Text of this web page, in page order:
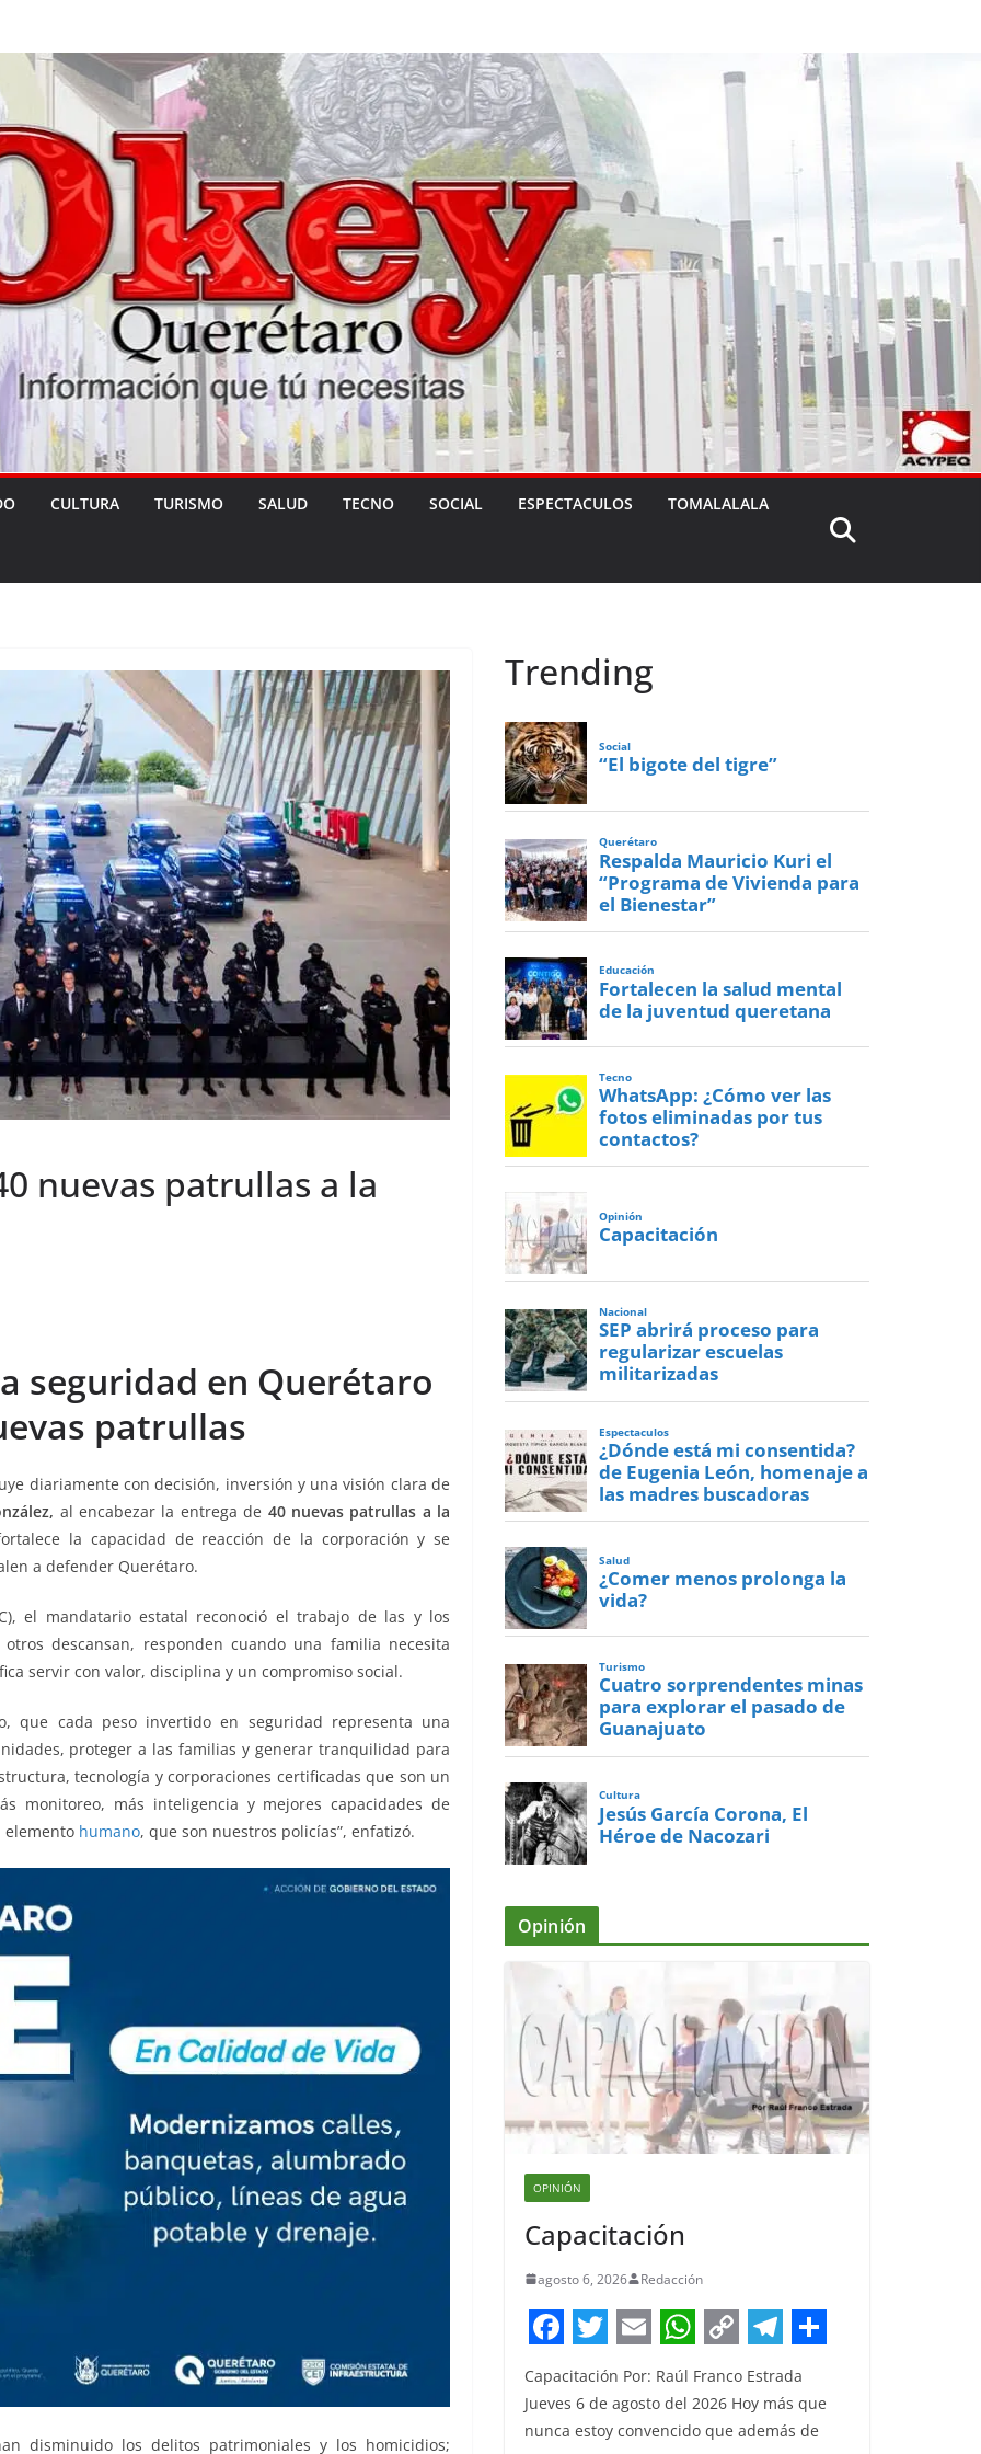
CULTURA TURISMO SALUD TECNO SOCIAL ESPECTACULOS TOMALALALA
nuevas patrullas a la
seguridad en Querétaro
patrullas
diariamente con decisión, inversión y una visión clara de
al encabezar la entrega de 40 nuevas patrullas a la
la capacidad de reacción de la corporación y se
a defender Querétaro.
el mandatario estatal reconoció el trabajo de las y los
descansan, responden cuando una familia necesita
servir con valor, disciplina y un compromiso social.
que cada peso invertido en seguridad representa una
proteger a las familias y generar tranquilidad para
tecnología y corporaciones certificadas que son un
monitoreo, más inteligencia y mejores capacidades de
elemento humano, que son nuestros policías”, enfatizó.
disminuido los delitos patrimoniales y los homicidios;
Trending
Social
“El bigote del tigre”
Querétaro
Respalda Mauricio Kuri el
“Programa de Vivienda para
el Bienestar”
Educación
Fortalecen la salud mental
de la juventud queretana
Tecno
WhatsApp: ¿Cómo ver las
fotos eliminadas por tus
contactos?
Opinión
Capacitación
Nacional
SEP abrirá proceso para
regularizar escuelas
militarizadas
Espectaculos
¿Dónde está mi consentida?
de Eugenia León, homenaje a
las madres buscadoras
Salud
¿Comer menos prolonga la
vida?
Turismo
Cuatro sorprendentes minas
para explorar el pasado de
Guanajuato
Cultura
Jesús García Corona, El
Héroe de Nacozari
Opinión
OPINIÓN
Capacitación
agosto 6, 2026 Redacción
F
a
c
T
w
i
E
m
a
W
h
a
C
o
p
T
e
l
S
h
a
Capacitación Por: Raúl Franco Estrada
Jueves 6 de agosto del 2026 Hoy más que
nunca estoy convencido que además de